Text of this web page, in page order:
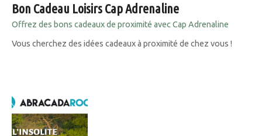
Bon Cadeau Loisirs Cap Adrenaline
Offrez des bons cadeaux de proximité avec Cap Adrenaline
Vous cherchez des idées cadeaux à proximité de chez vous !